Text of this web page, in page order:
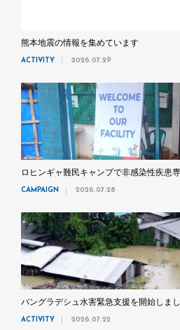
熊本地震の情報を集めています
ACTIVITY 2026.07.29
ロヒンギャ難民キャンプで非感染性疾患
CAMPAIGN 2026.07.28
バングラデシュ水害緊急支援を開始しま
ACTIVITY 2026.07.22